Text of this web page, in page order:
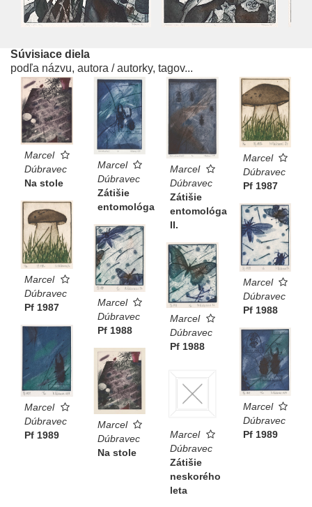
Súvisiace diela
podľa názvu, autora / autorky, tagov...
Marcel
Dúbravec
Na stole
Marcel
Dúbravec
Zátišie
entomológa
Marcel
Dúbravec
Zátišie
entomológa
II.
Marcel
Dúbravec
Pf 1987
Marcel
Dúbravec
Pf 1987
Marcel
Dúbravec
Pf 1988
Marcel
Dúbravec
Pf 1988
Marcel
Dúbravec
Pf 1988
Marcel
Dúbravec
Pf 1989
Marcel
Dúbravec
Pf 1989
Marcel
Dúbravec
Na stole
Marcel
Dúbravec
Zátišie
neskorého
leta